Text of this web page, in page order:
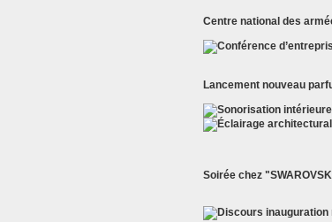
Centre national des
Lancement nouveau
Soirée chez